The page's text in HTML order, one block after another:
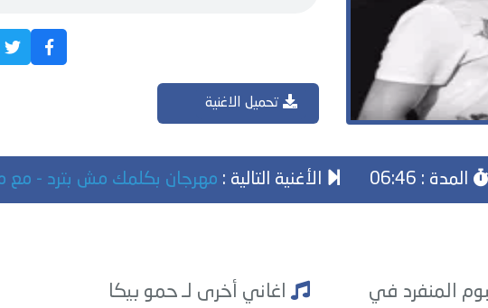
تحميل الاغنية
المدة : 06:46 الأغنية التالية : مهرجان بكلمك مش بترد -
المنفرد في
اغاني أخرى لـ حمو بيكا